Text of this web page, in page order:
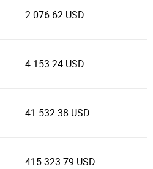
2 076.62 USD
4 153.24 USD
41 532.38 USD
415 323.79 USD